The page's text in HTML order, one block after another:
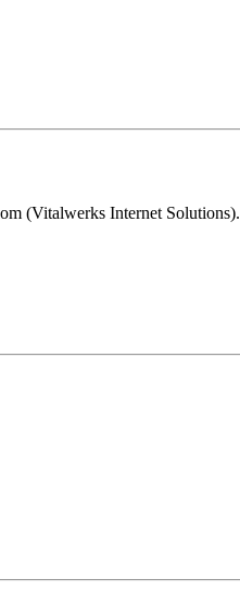
(Vitalwerks Internet Solutions).